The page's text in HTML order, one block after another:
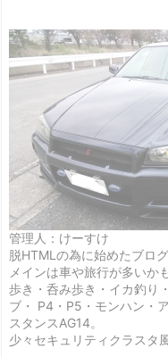
管理人：けーすけ
脱HTMLの為に始めたブログ
メインは車や旅行が多いか
歩き・呑み歩き・イカ釣り
ブ・ P4・P5・モンハン・
スタンスAG14。
少々セキュリティクラスタ風